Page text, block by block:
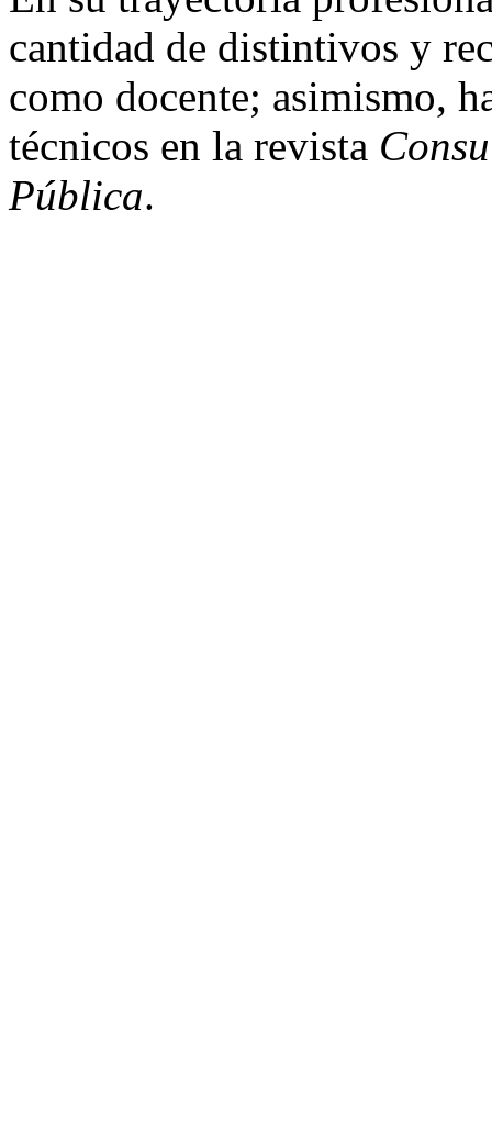
cantidad de distintivos y
como docente; asimismo,
técnicos en la revista
Pública.